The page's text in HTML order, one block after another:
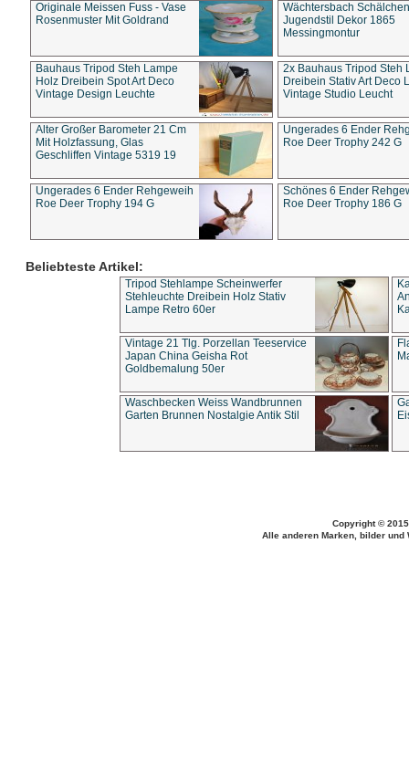
Originale Meissen Fuss - Vase
Rosenmuster Mit Goldrand
Wächtersbach Schälchen
Jugendstil Dekor 1865
Messingmontur
Bauhaus Tripod Steh Lampe
Holz Dreibein Spot Art Deco
Vintage Design Leuchte
2x Bauhaus Tripod Steh
Dreibein Stativ Art Deco
Vintage Studio Leucht
Alter Großer Barometer 21 Cm
Mit Holzfassung, Glas
Geschliffen Vintage 5319 19
Ungerades 6 Ender
Roe Deer Trophy 242 G
Ungerades 6 Ender Rehgeweih
Roe Deer Trophy 194 G
Schönes 6 Ender
Roe Deer Trophy 186 G
Beliebteste Artikel:
Tripod Stehlampe Scheinwerfer
Stehleuchte Dreibein Holz Stativ
Lampe Retro 60er
Vintage 21 Tlg. Porzellan Teeservice
Japan China Geisha Rot
Goldbemalung 50er
Waschbecken Weiss Wandbrunnen
Garten Brunnen Nostalgie Antik Stil
Copyright ©
Alle anderen Marken, bilder und